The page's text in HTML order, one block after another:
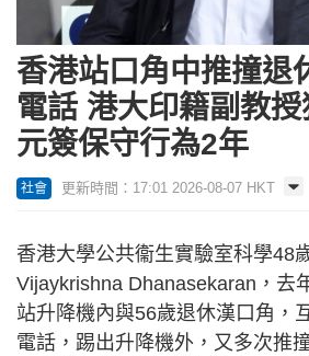
香港站口角中推撞退
電話 港大印籍副教
元簽保守行為2年
社會 更新時間：17:01 2026-08-07 HKT
香港大學公共衞生實驗室科學48
Vijaykrishna Dhanasekaran，去
站升降機內與56歲退休漢口角，
電話，踢出升降機外，又多次推